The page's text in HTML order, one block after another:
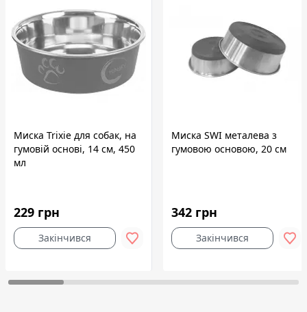
Миска Trixie для собак, на
гумовій основі, 14 см, 450
мл
229 грн
Закінчився
Миска SWI металева з
гумовою основою, 20 см
342 грн
Закінчився